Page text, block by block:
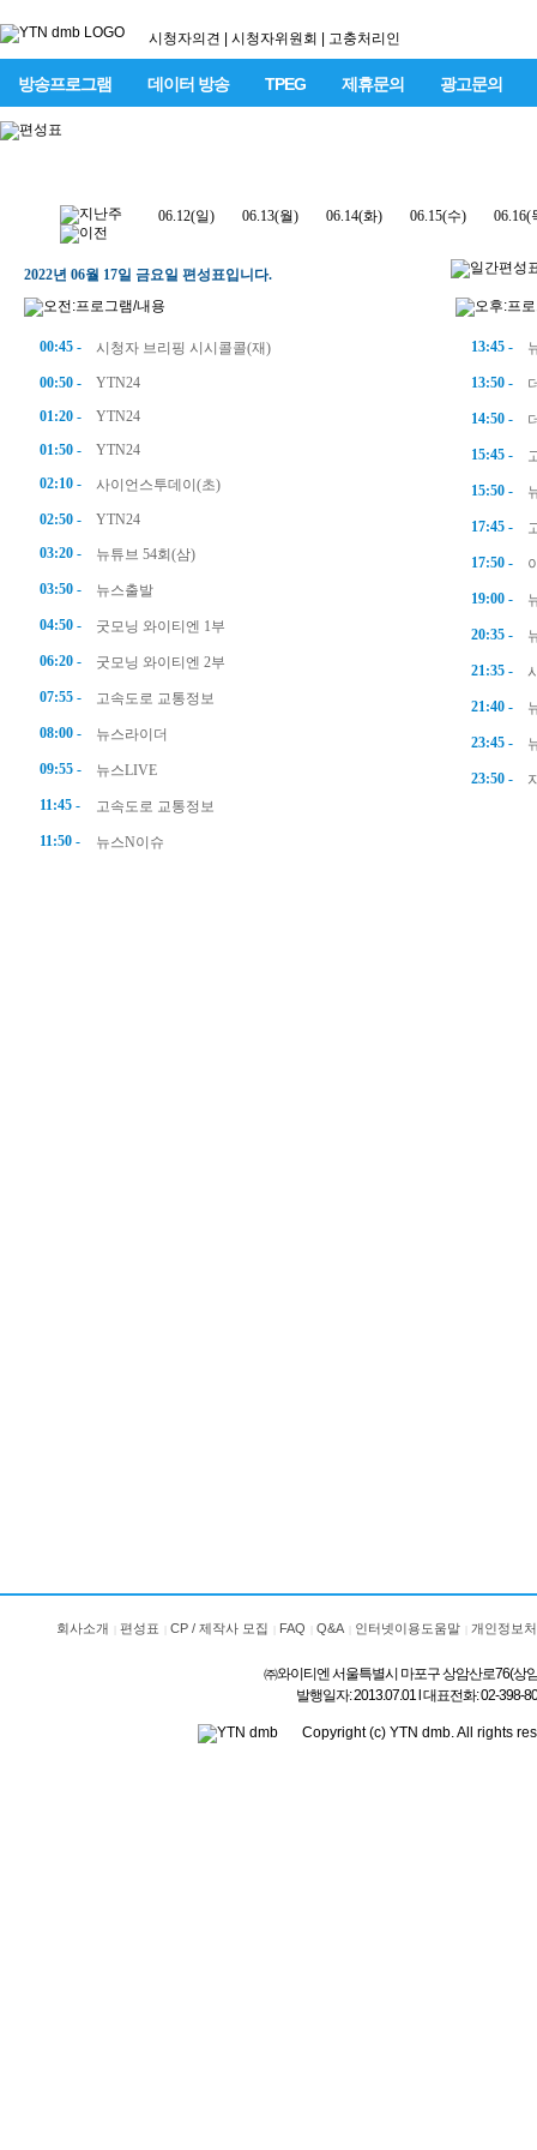
시청자의견 시청자위원회 고충처리인
방송프로그램 데이터 방송 TPEG 제휴문의 광고문의
06.12(일) 06.13(월) 06.14(화) 06.15(수) 06.16(
2022년 06월 17일 금요일 편성표입니다.
00:45 - 시청자 브리핑 시시콜콜(재)
00:50 -
YTN24
01:20 -
YTN24
01:50 -
YTN24
02:10 -
사이언스투데이(초)
02:50 -
YTN24
03:20 -
뉴튜브 54회(삼)
03:50 - 뉴스출발
04:50 - 굿모닝 와이티엔 1부
06:20 - 굿모닝 와이티엔 2부
07:55 - 고속도로 교통정보
08:00 - 뉴스라이더
09:55 - 뉴스LIVE
11:45 - 고속도로 교통정보
11:50 - 뉴스N이슈
13:45 -
13:50 -
14:50 -
15:45 -
15:50 -
17:45 -
17:50 -
19:00 -
20:35 -
21:35 -
21:40 -
23:45 -
23:50 -
회사소개 편성표 CP / 제작사 모집 FAQ Q&A 인터넷이용도움말 개인정보
㈜와이티엔 서울특별시 마포구 상암산로76(상
발행일자: 2013.07.01 l 대표전화: 02-398-
Copyright (c) YTN dmb. All rights